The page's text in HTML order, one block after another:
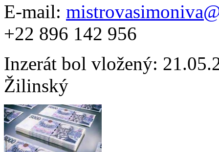
E-mail:
+22 896 142 956
Inzerát bol vložený:
Žilinský